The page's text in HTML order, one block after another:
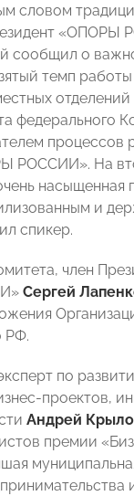
словом
«ОПОРЫ
сообщил о
темп работы
отделений
федерального
процессов
РОССИИ». На
насыщенная
и
спикер.
член
Сергей
РФ.
по
проектов,
Андрей
премии